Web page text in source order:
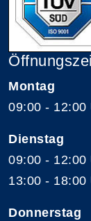
Montag
09:00 - 12:00
Dienstag
09:00 - 12:00
13:00 - 18:00
Donnerstag